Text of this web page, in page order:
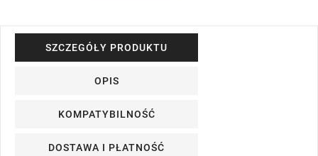
SZCZEGÓŁY PRODUKTU
OPIS
KOMPATYBILNOŚĆ
DOSTAWA I PŁATNOŚĆ